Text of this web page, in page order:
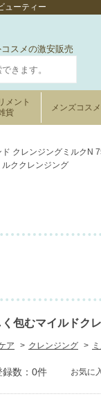
ューティー
コスメの激安販売
メント
貨
メンズコスメ
ド クレンジングミルクN
ルククレンジング
包むマイルドク
ア クレンジング
録数：0件 お気に